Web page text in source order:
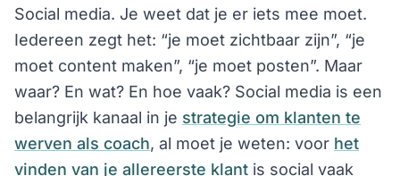
Social media. Je weet dat je er iets mee moet.
Iedereen zegt het: “je moet zichtbaar zijn”, “je
moet content maken”, “je moet posten”. Maar
waar? En wat? En hoe vaak? Social media is een
belangrijk kanaal in je strategie om klanten te
werven als coach, al moet je weten: voor het
vinden van je allereerste klant is social vaak